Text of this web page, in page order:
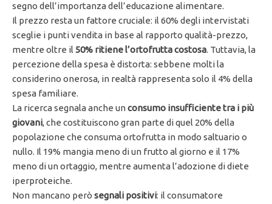
segno dell’importanza dell’educazione alimentare.
Il prezzo resta un fattore cruciale: il 60% degli intervistati
sceglie i punti vendita in base al rapporto qualità-prezzo,
mentre oltre il 50% ritiene l’ortofrutta costosa. Tuttavia, la
percezione della spesa è distorta: sebbene molti la
considerino onerosa, in realtà rappresenta solo il 4% della
spesa familiare.
La ricerca segnala anche unconsumo insufficiente tra i più
giovani, che costituiscono gran parte di quel 20% della
popolazione che consuma ortofrutta in modo saltuario o
nullo. Il 19% mangia meno di un frutto al giorno e il 17%
meno di un ortaggio, mentre aumenta l’adozione di diete
iperproteiche.
Non mancano però segnali positivi: il consumatore